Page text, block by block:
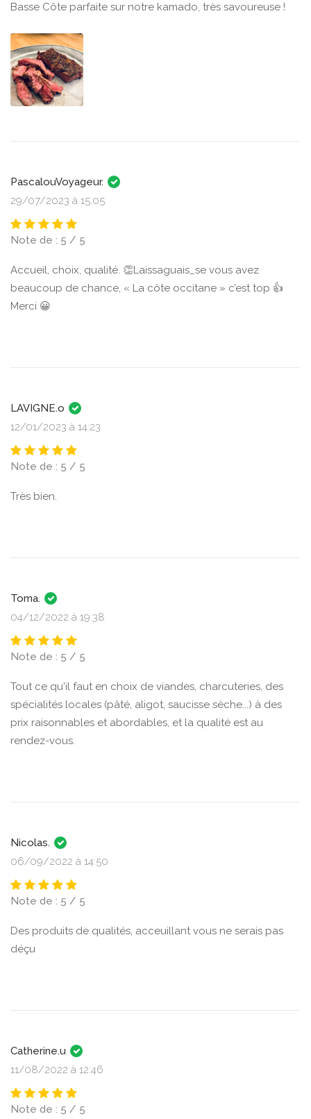
Basse Côte parfaite sur notre kamado, très savoureuse !
PascalouVoyageur.
29/07/2023 à 15:05
Note de : 5 / 5
Accueil, choix, qualité. 👏Laissaguais_se vous avez
beaucoup de chance, « La côte occitane » c’est top 👍
Merci 😀
LAVIGNE.o
12/01/2023 à 14:23
Note de : 5 / 5
Très bien.
Toma.
04/12/2022 à 19:38
Note de : 5 / 5
Tout ce qu'il faut en choix de viandes, charcuteries, des
spécialités locales (pâté, aligot, saucisse sèche...) à des
prix raisonnables et abordables, et la qualité est au
rendez-vous.
Nicolas.
06/09/2022 à 14:50
Note de : 5 / 5
Des produits de qualités, acceuillant vous ne serais pas
déçu
Catherine.u
11/08/2022 à 12:46
Note de : 5 / 5